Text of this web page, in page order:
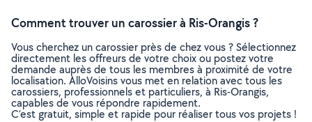
Comment trouver un carossier à Ris-Orangis ?
Vous cherchez un carossier près de chez vous ? Sélectionnez
directement les offreurs de votre choix ou postez votre
demande auprès de tous les membres à proximité de votre
localisation. AlloVoisins vous met en relation avec tous les
carossiers, professionnels et particuliers, à Ris-Orangis,
capables de vous répondre rapidement.
C’est gratuit, simple et rapide pour réaliser tous vos projets !